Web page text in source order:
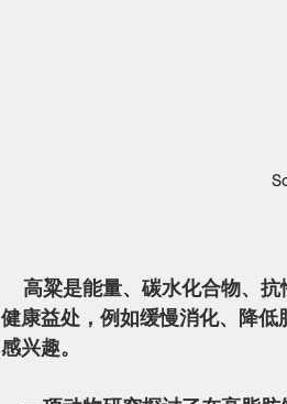
健康益处，例如缓慢消化、降
感兴趣。